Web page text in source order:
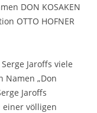
DON KOSAKEN
OTTO HOFNER
Jaroffs viele
Namen „Don
Jaroffs
völligen